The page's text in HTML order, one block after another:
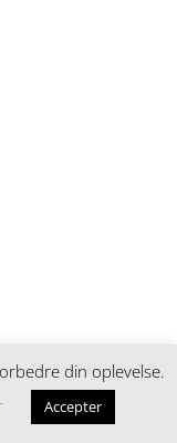
din oplevelse.
Accepter